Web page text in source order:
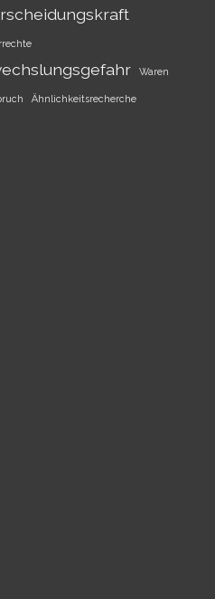
Waren
Ähnlichkeitsrecherche